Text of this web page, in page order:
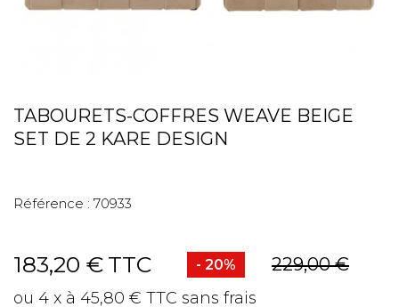
TABOURETS-COFFRES WEAVE BEIGE
SET DE 2 KARE DESIGN
Référence : 70933
183,20 € TTC - 20% 229,00 €
ou 4 x à 45,80 € TTC sans frais